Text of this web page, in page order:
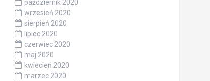
październik 2020
wrzesień 2020
sierpień 2020
lipiec 2020
czerwiec 2020
maj 2020
kwiecień 2020
marzec 2020